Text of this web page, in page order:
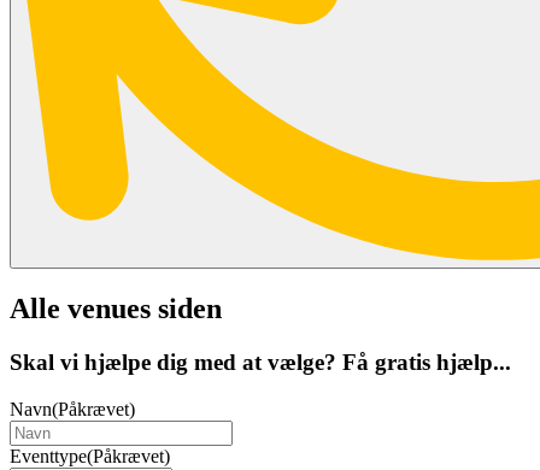
Alle venues siden
Skal vi hjælpe dig med at vælge? Få gratis hjælp...
Navn(Påkrævet)
Eventtype(Påkrævet)